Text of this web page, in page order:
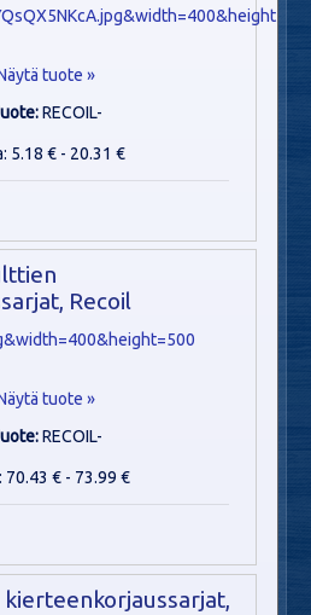
tuote »
RECOIL-
5.18 € - 20.31 €
Recoil
tuote »
RECOIL-
70.43 € - 73.99 €